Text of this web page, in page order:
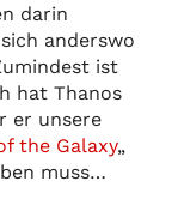
darin
anderswo
ist
hat Thanos
er unsere
the Galaxy„
muss…